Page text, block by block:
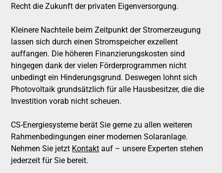
Recht die Zukunft der privaten Eigenversorgung.
Kleinere Nachteile beim Zeitpunkt der Stromerzeugung
lassen sich durch einen Stromspeicher exzellent
auffangen. Die höheren Finanzierungskosten sind
hingegen dank der vielen Förderprogrammen nicht
unbedingt ein Hinderungsgrund. Deswegen lohnt sich
Photovoltaik grundsätzlich für alle Hausbesitzer, die die
Investition vorab nicht scheuen.
CS-Energiesysteme berät Sie gerne zu allen weiteren
Rahmenbedingungen einer modernen Solaranlage.
Nehmen Sie jetzt Kontakt auf – unsere Experten stehen
jederzeit für Sie bereit.